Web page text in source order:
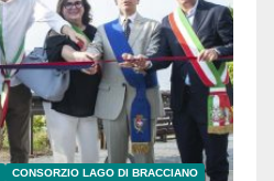
CONSORZIO LAGO DI BRACCIANO